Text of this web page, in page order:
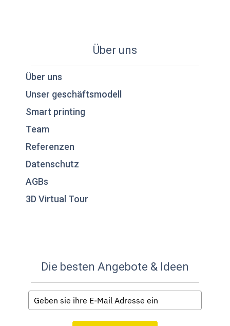
Über uns
Über uns
Unser geschäftsmodell
Smart printing
Team
Referenzen
Datenschutz
AGBs
3D Virtual Tour
Die besten Angebote & Ideen